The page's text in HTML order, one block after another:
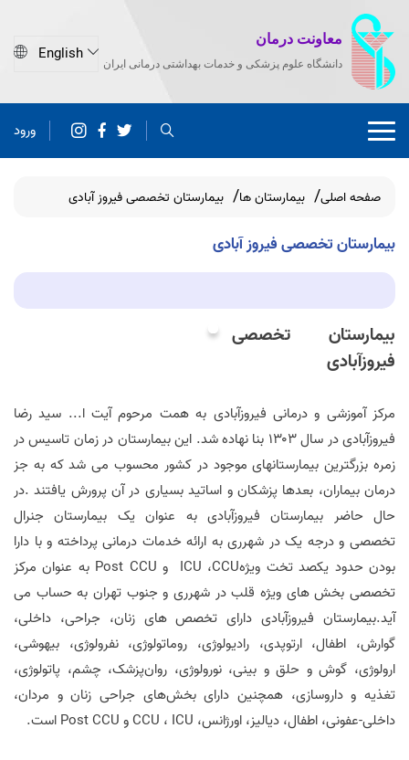
معاونت درمان
دانشگاه علوم پزشکی و خدمات بهداشتی درمانی ایران
ورود
صفحه اصلی بیمارستان ها بیمارستان تخصصی فیروز آبادی
بیمارستان تخصصی فیروز آبادی
بیمارستان تخصصی
فیروزآبادی
مرکز آموزشی و درمانی فیروزآبادی به همت مرحوم آیت ا... سید رضا
فیروزآبادی در سال ۱۳۰۳ بنا نهاده شد. این بیمارستان در زمان تاسیس در
زمره بزرگترین بیمارستانهای موجود در کشور محسوب می شد که به جز
درمان بیماران، بعدها پزشکان و اساتید بسیاری در آن پرورش یافتند .در
حال حاضر بیمارستان فیروزآبادی به عنوان یک بیمارستان جنرال
تخصصی و درجه یک در شهرری به ارائه خدمات درمانی پرداخته و با دارا
بودن حدود یکصد تخت ویژهICU ،CCU و Post CCU به عنوان مرکز
تخصصی بخش های ویژه قلب در شهرری و جنوب تهران به حساب می
آید.بیمارستان فیروزآبادی دارای تخصص های زنان، جراحی، داخلی،
گوارش، اطفال، ارتوپدی، رادیولوژی، روماتولوژی، نفرولوژی، بیهوشی،
ارولوژی، گوش و حلق و بینی، نورولوژی، روان‌پزشک، چشم، پاتولوژی،
تغذیه و داروسازی، همچنین دارای بخش‌های جراحی زنان و مردان،
داخلی-عفونی، اطفال، دیالیز، اورژانس، CCU ، ICU و Post CCU است.